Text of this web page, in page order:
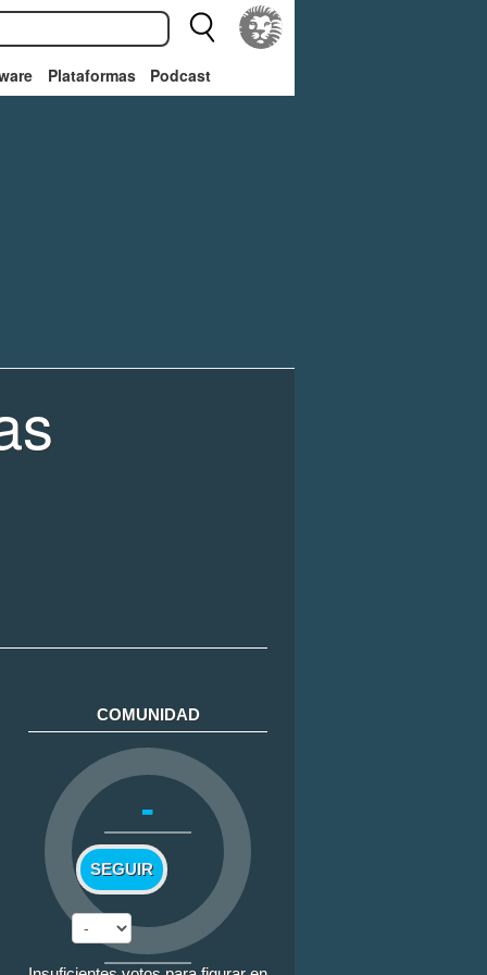
Plataformas Podcast
COMUNIDAD
-
SEGUIR